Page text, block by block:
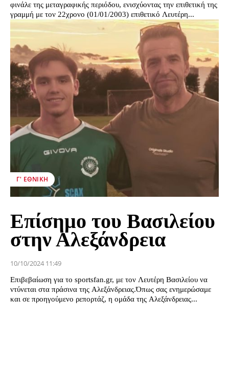
φινάλε της μεταγραφικής περιόδου, ενισχύοντας την επιθετική της
γραμμή με τον 22χρονο (01/01/2003) επιθετικό Λευτέρη...
Γ' ΕΘΝΙΚΉ
Επίσημο του Βασιλείου
στην Αλεξάνδρεια
10/10/2024 11:49
Επιβεβαίωση για το sportsfan.gr, με τον Λευτέρη Βασιλείου να
ντύνεται στα πράσινα της Αλεξάνδρειας.Όπως σας ενημερώσαμε
και σε προηγούμενο ρεπορτάζ, η ομάδα της Αλεξάνδρειας...